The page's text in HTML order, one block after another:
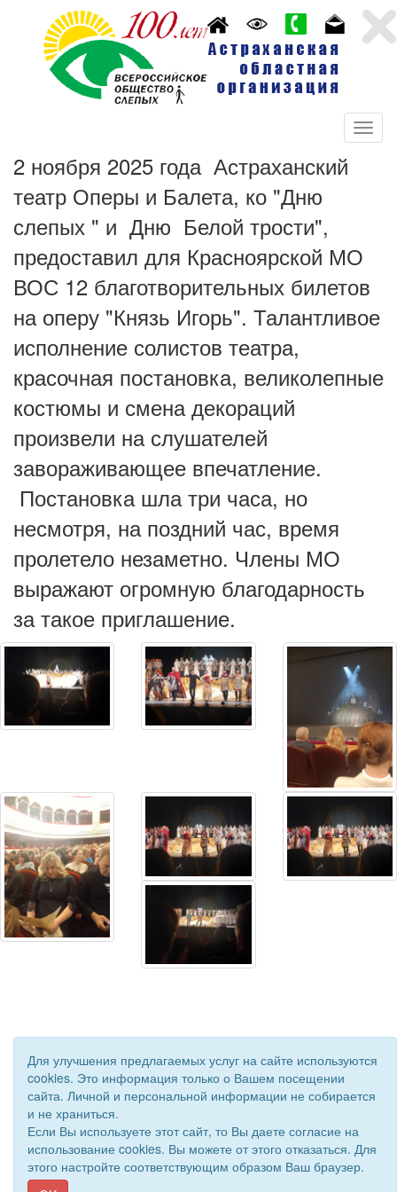
2 ноября 2025 года Астраханский
театр Оперы и Балета, ко "Дню
слепых " и Дню Белой трости",
предоставил для Красноярской МО
ВОС 12 благотворительных билетов
на оперу "Князь Игорь". Талантливое
исполнение солистов театра,
красочная постановка, великолепные
костюмы и смена декораций
произвели на слушателей
завораживающее впечатление.
Постановка шла три часа, но
несмотря, на поздний час, время
пролетело незаметно. Члены МО
выражают огромную благодарность
за такое приглашение.
© 2019 - 2026 Астраханская областная организация ВОС. Все
права защищены.
Сайт создан при поддержке «Информационная сеть RD
Для улучшения предлагаемых услуг на сайте используются
cookies. Это информация только о Вашем посещении
сайта. Личной и персональной информации не собирается
и не храниться.
Если Вы используете этот сайт, то Вы даете согласие на
использование cookies. Вы можете от этого отказаться. Для
этого настройте соответствующим образом Ваш браузер.